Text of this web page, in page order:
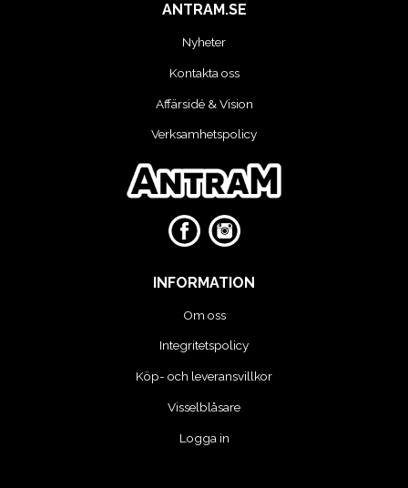
ANTRAM.SE
Nyheter
Kontakta oss
Affärsidé & Vision
Verksamhetspolicy
INFORMATION
Om oss
Integritetspolicy
Köp- och leveransvillkor
Visselblåsare
Logga in